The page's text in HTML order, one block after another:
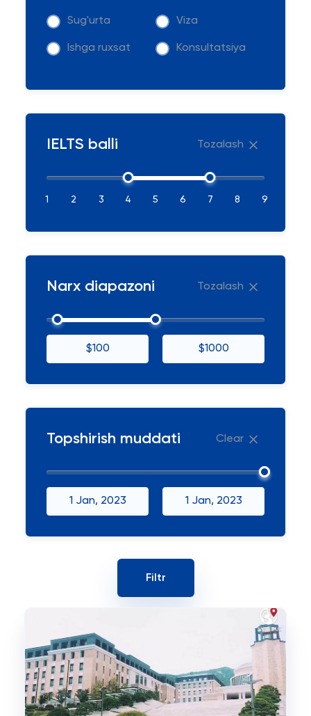
Sug'urta Viza
Ishga ruxsat Konsultatsiya
IELTS balli Tozalash
1 2 3 4 5 6 7 8 9
Narx diapazoni Tozalash
$100 $1000
Topshirish muddati Clear
1 Jan, 2023 1 Jan, 2023